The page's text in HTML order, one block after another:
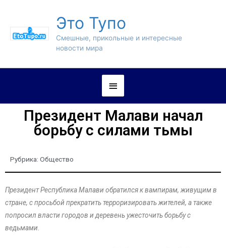
Это Тупо
Смешные, прикольные и интересные
новости мира
Президент Малави начал
борьбу с силами тьмы
Рубрика: Общество
Президент Республика Малави обратился к вампирам, живущим в
стране, с просьбой прекратить терроризировать жителей, а также
попросил власти городов и деревень ужесточить борьбу с
ведьмами.